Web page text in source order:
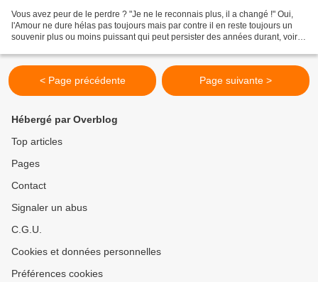
Vous avez peur de le perdre ? "Je ne le reconnais plus, il a changé !" Oui,
l'Amour ne dure hélas pas toujours mais par contre il en reste toujours un
souvenir plus ou moins puissant qui peut persister des années durant, voire
< Page précédente Page suivante >
Hébergé par Overblog
Top articles
Pages
Contact
Signaler un abus
C.G.U.
Cookies et données personnelles
Préférences cookies